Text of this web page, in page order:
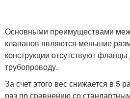
Основными преимуществами
клапанов являются меньшие
конструкции отсутствуют
трубопроводу.
За счет этого вес снижается в 5
раз по сравнению со